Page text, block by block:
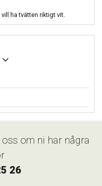
ha tvätten riktigt vit.
om ni har några
26